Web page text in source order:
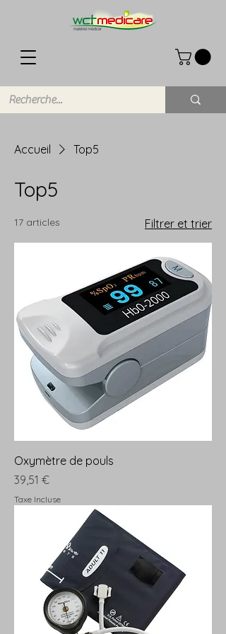
Accueil Top5
Top5
17 articles Filtrer et trier
Oxymètre de pouls
Prix
39,51 €
Taxe Incluse